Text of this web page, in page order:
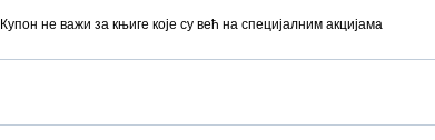
Купон не важи за књиге које су већ на специјалним акцијама